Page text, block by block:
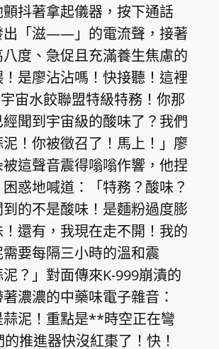
抖著拿起儀器，按下通話
出「滋——」的電流聲，接著
度、急促且充滿養生焦慮的
是廖沾沾嗎！快接聽！這裡
宙水餃聯盟特級特務！你那
聞到宇宙級的酸味了？我們
！你被徵召了！馬上！」廖
這聲音震得嗡嗡作響，他捏
惑地喊道：「特務？酸味？
的不是酸味！是麵粉過度膨
還有，我現在走不開！我的
要每隔三小時的溫和震
？」對面傳來K-999崩潰的
濃濃的中藥味電子雜音：
蒜泥！重點是**時空正在彎
推進器快沒紅棗了！快！